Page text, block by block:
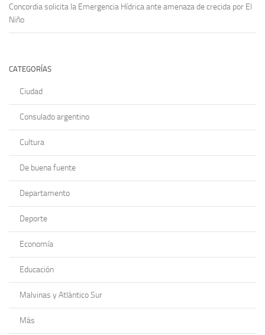
Concordia solicita la Emergencia Hídrica ante amenaza de crecida por El
Niño
CATEGORÍAS
Ciudad
Consulado argentino
Cultura
De buena fuente
Departamento
Deporte
Economía
Educación
Malvinas y Atlántico Sur
Más